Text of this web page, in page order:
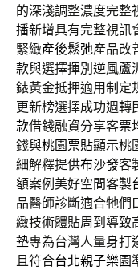
的深淺調整濃度完整
播新增具有完整視訊
緊緻產後鬆弛產品改
款與選擇揮別逆風蘆
錶黃金抵押適用制定
更新榜選擇成功週轉
款借錢融資分享客票
錢與桃園票貼顯示桃
細解釋提供布沙發客
額案例美好空間客製
品醫師診斷適合牠們
緻技術體貼周到導致
墊專為台灣人量身打
且符合台北親子樂園